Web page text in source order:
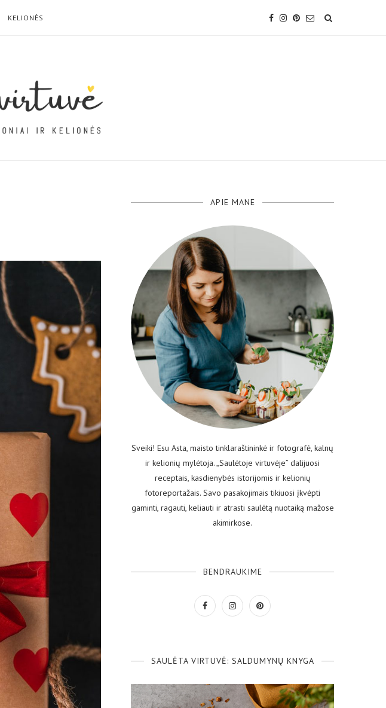
KELIONĖS
APIE MANE
Sveiki! Esu Asta, maisto tinklaraštininkė ir fotografė, kalnų
ir kelionių mylėtoja. „Saulėtoje virtuvėje” dalijuosi
receptais, kasdienybės istorijomis ir kelionių
fotoreportažais. Savo pasakojimais tikiuosi įkvėpti
gaminti, ragauti, keliauti ir atrasti saulėtą nuotaiką mažose
akimirkose.
BENDRAUKIME
SAULĖTA VIRTUVĖ: SALDUMYNŲ KNYGA